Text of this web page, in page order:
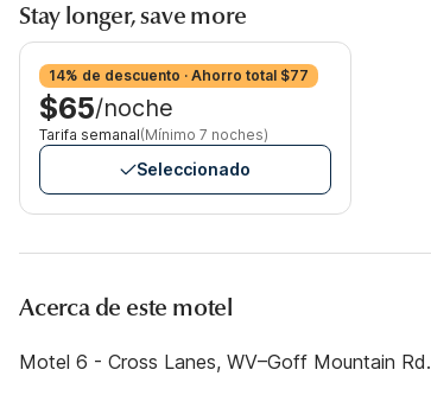
Stay longer, save more
14% de descuento · Ahorro total $77
$65/noche
Tarifa semanal(Mínimo 7 noches)
Seleccionado
Acerca de este motel
Motel 6 - Cross Lanes, WV–Goff Mountain Rd.